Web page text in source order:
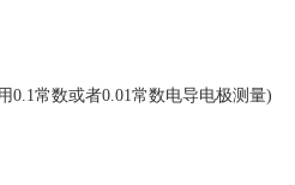
0.1常数或者0.01常数电导电极测量)